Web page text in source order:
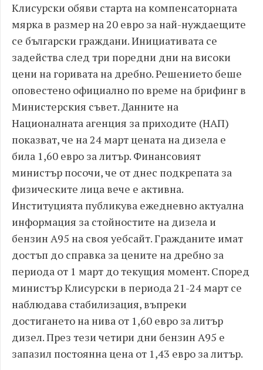
Клисурски обяви старта на компенсаторната
мярка в размер на 20 евро за най-нуждаещите
се български граждани. Инициативата се
задейства след три поредни дни на високи
цени на горивата на дребно. Решението беше
оповестено официално по време на брифинг в
Министерския съвет. Данните на
Националната агенция за приходите (НАП)
показват, че на 24 март цената на дизела е
била 1,60 евро за литър. Финансовият
министър посочи, че от днес подкрепата за
физическите лица вече е активна.
Институцията публикува ежедневно актуална
информация за стойностите на дизела и
бензин А95 на своя уебсайт. Гражданите имат
достъп до справка за цените на дребно за
периода от 1 март до текущия момент. Според
министър Клисурски в периода 21-24 март се
наблюдава стабилизация, въпреки
достигането на нива от 1,60 евро за литър
дизел. През тези четири дни бензин А95 е
запазил постоянна цена от 1,43 евро за литър.